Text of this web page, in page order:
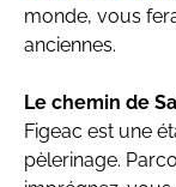
monde, vous
anciennes.
Le chemin de
Figeac est une
pèlerinage.